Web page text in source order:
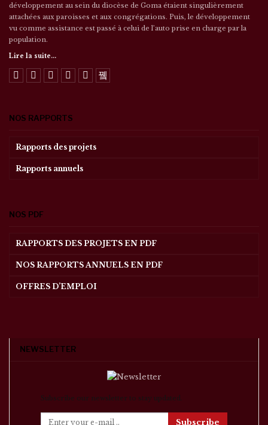
développement au sein du diocèse de Goma étaient singulièrement
attachées aux paroisses et aux congrégations. Puis, le développement
vu comme assistance est passé à celui de l’auto prise en charge par la
population.
Lire la suite...
NOS RAPPORTS
Rapports des projets
Rapports annuels
NOS PDF
RAPPORTS DES PROJETS EN PDF
NOS RAPPORTS ANNUELS EN PDF
OFFRES D’EMPLOI
NEWSLETTER
Subscribe our newsletter to stay updated.
Subscribe